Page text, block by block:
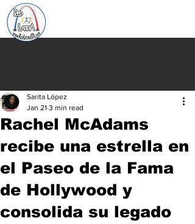
Rachel McAdams
recibe una estrella en
el Paseo de la Fama
de Hollywood y
consolida su legado
Sarita López
Jan 21 3 min read